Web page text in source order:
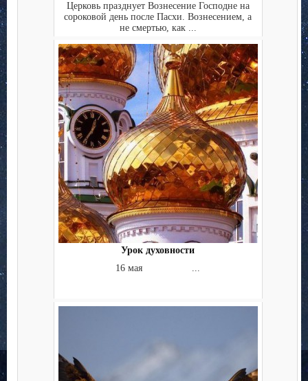
Церковь празднует Вознесение Господне на
сороковой день после Пасхи. Вознесением, а
не смертью, как ...
Урок духовности
16 мая ...